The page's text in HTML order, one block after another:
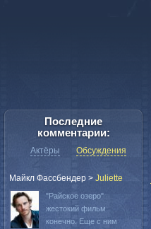
Последние
комментарии:
Актёры Обсуждения
Майкл Фассбендер > Juliette
"Райское озеро"
жестокий фильм
конечно. Еще с ним